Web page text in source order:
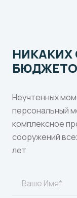
Неучтенных
персональный
комплексное
сооружений
лет